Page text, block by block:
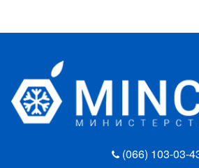
(066) 103-03-